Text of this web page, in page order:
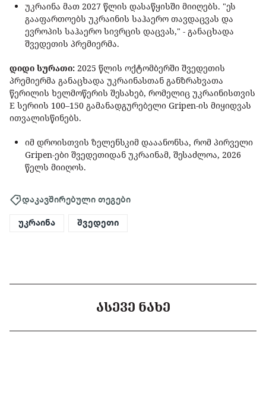
უკრაინა მათ 2027 წლის დასაწყისში მიიღებს. "ეს
გააფართოებს უკრაინის საჰაერო თავდაცვას და
ევროპის საჰაერო სივრცის დაცვას," - განაცხადა
შვედეთის პრემიერმა.
დიდი სურათი: 2025 წლის ოქტომბერში შვედეთის
პრემიერმა განაცხადა უკრაინასთან განზრახვათა
წერილის ხელმოწერის შესახებ, რომელიც უკრაინისთვის
E სერიის 100–150 გამანადგურებელი Gripen-ის მიყიდვას
ითვალისწინებს.
იმ დროისთვის ზელენსკიმ დააანონსა, რომ პირველი
Gripen-ები შვედეთიდან უკრაინამ, შესაძლოა, 2026
წელს მიიღოს.
დაკავშირებული თეგები
უკრაინა შვედეთი
ᲐᲡᲔᲕᲔ ᲜᲐᲮᲔ